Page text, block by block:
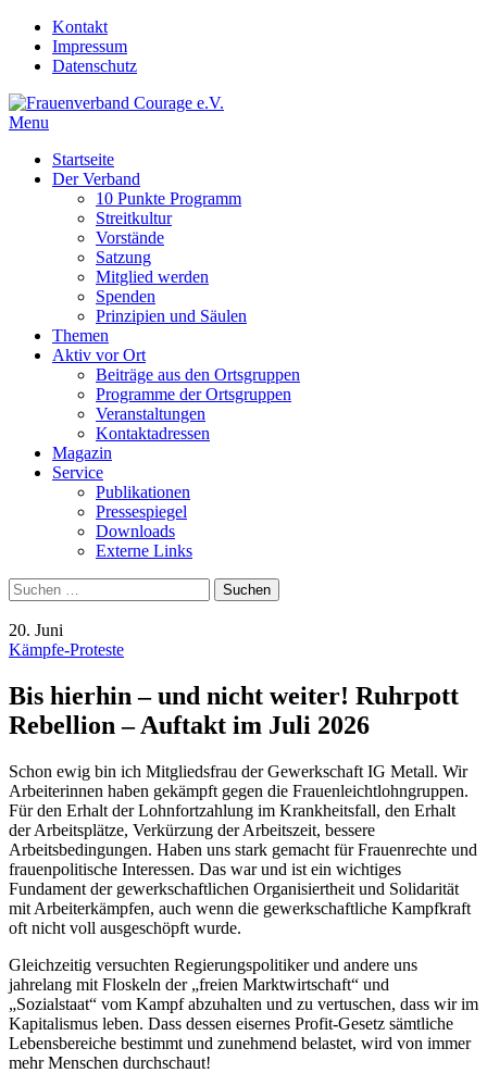
Skip
content
Kontakt
Impressum
Datenschutz
Menu
Startseite
Der Verband
10 Punkte Programm
Streitkultur
Vorstände
Satzung
Mitglied werden
Spenden
Prinzipien und Säulen
Themen
Aktiv vor Ort
Beiträge aus den Ortsgruppen
Programme der Ortsgruppen
Veranstaltungen
Kontaktadressen
Magazin
Service
Publikationen
Pressespiegel
Downloads
Externe Links
Suchen
nach:
20. Juni
Kämpfe-Proteste
Bis hierhin – und nicht weiter! Ruhrpott
Rebellion – Auftakt im Juli 2026
Schon ewig bin ich Mitgliedsfrau der Gewerkschaft IG Metall. Wir
Arbeiterinnen haben gekämpft gegen die Frauenleichtlohngruppen.
Für den Erhalt der Lohnfortzahlung im Krankheitsfall, den Erhalt
der Arbeitsplätze, Verkürzung der Arbeitszeit, bessere
Arbeitsbedingungen. Haben uns stark gemacht für Frauenrechte und
frauenpolitische Interessen. Das war und ist ein wichtiges
Fundament der gewerkschaftlichen Organisiertheit und Solidarität
mit Arbeiterkämpfen, auch wenn die gewerkschaftliche Kampfkraft
oft nicht voll ausgeschöpft wurde.
Gleichzeitig versuchten Regierungspolitiker und andere uns
jahrelang mit Floskeln der „freien Marktwirtschaft“ und
„Sozialstaat“ vom Kampf abzuhalten und zu vertuschen, dass wir im
Kapitalismus leben. Dass dessen eisernes Profit-Gesetz sämtliche
Lebensbereiche bestimmt und zunehmend belastet, wird von immer
mehr Menschen durchschaut!